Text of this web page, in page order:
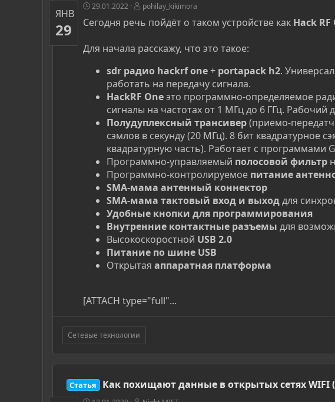
ЯНВ
29
29.01.2022 pohilay_kikimora
Сегодня речь пойдёт о таком устройстве как Hack
Для начала расскажу, что это такое:
sdr радио hackrf one+ portapack h2.
работать на передачу сигнала.
HackRF Oneэто программно-определяемое
сигналы на частотах от 1 МГц до 6 ГГц. Рабочий
Полудуплексный трансивер(приемо-
сэмлов в секунду (20 МГц). 8 бит квадратурное
квадратурную часть). Работает с программами
Программно-управляемый полосовой фильтр
Программно-контролируемое питание
SMA-мама антенный коннектор
SMA-мама тактовый вход и выходдля
Удобные кнопки для программирования
Внутренние контактные разъемы для
Высокоскоростной USB 2.0
Питание по шине USB
Открытая аппаратная платформа
[ATTACH type="full"...
Сетевые технологии
Статья Как похищают данные в открытых сетях WIFI